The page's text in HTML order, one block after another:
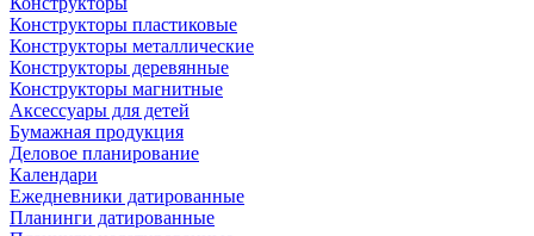
Конструкторы пластиковые
Конструкторы металлические
Конструкторы деревянные
Конструкторы магнитные
Аксессуары для детей
Бумажная продукция
Деловое планирование
Календари
Ежедневники датированные
Планинги датированные